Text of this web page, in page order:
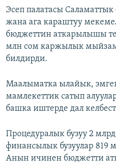
Эсеп палатасы
жана ага караштуу
бюджеттин аткарылышы
млн сом каржылык
билдирди.
Маалыматка ылайык,
мамлекеттик сатып
башка иштерде дал
Процедуралык бузуу 2
финансылык бузуулар 819
Анын ичинен бюджетти